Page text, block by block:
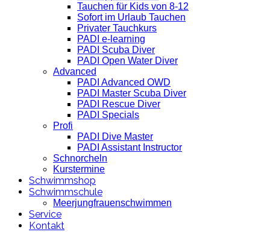
Tauchen für Kids von 8-12
Sofort im Urlaub Tauchen
Privater Tauchkurs
PADI e-learning
PADI Scuba Diver
PADI Open Water Diver
Advanced
PADI Advanced OWD
PADI Master Scuba Diver
PADI Rescue Diver
PADI Specials
Profi
PADI Dive Master
PADI Assistant Instructor
Schnorcheln
Kurstermine
Schwimmshop
Schwimmschule
Meerjungfrauenschwimmen
Service
Kontakt